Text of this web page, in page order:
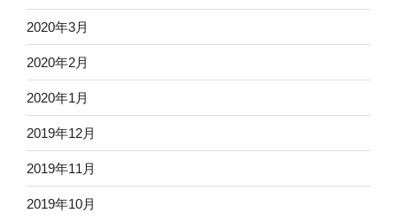
2020年3月
2020年2月
2020年1月
2019年12月
2019年11月
2019年10月